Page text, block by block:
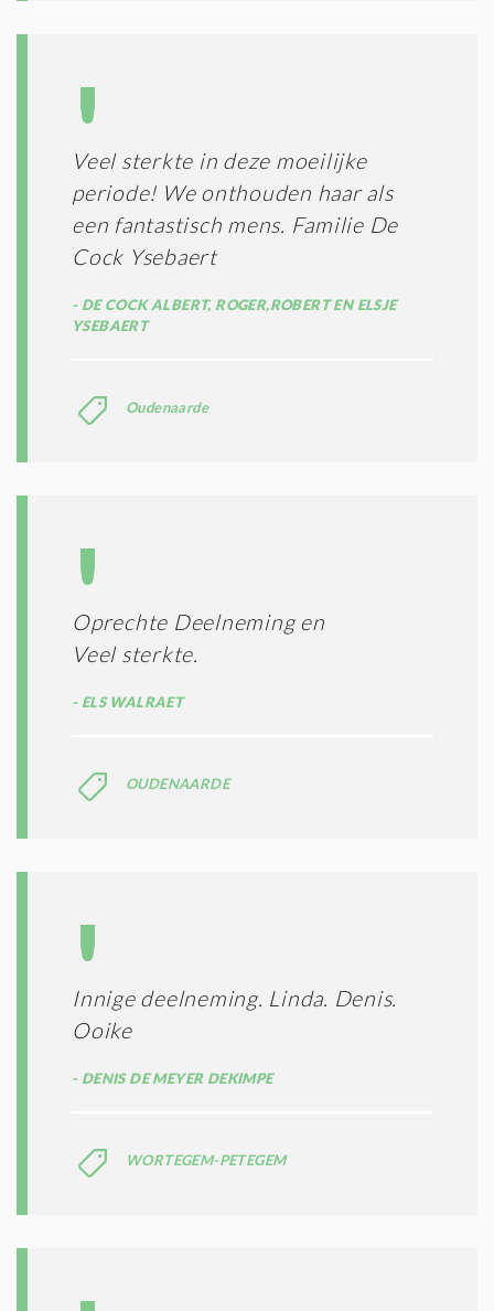
Veel sterkte in deze moeilijke
periode! We onthouden haar als
een fantastisch mens. Familie De
Cock Ysebaert
DE COCK ALBERT, ROGER,ROBERT EN ELSJE
YSEBAERT
Oudenaarde
Oprechte Deelneming en
Veel sterkte.
ELS WALRAET
OUDENAARDE
Innige deelneming. Linda. Denis.
Ooike
DENIS DE MEYER DEKIMPE
WORTEGEM-PETEGEM